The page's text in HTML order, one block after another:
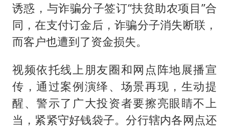
诱惑，与诈骗分子签订“扶贫助农项目”合
同，在支付订金后，诈骗分子消失断联，
而客户也遭到了资金损失。
视频依托线上朋友圈和网点阵地展播宣
传，通过案例演绎、场景再现，生动提
醒、警示了广大投资者要擦亮眼睛不上
当，紧紧守好钱袋子。分行辖内各网点还